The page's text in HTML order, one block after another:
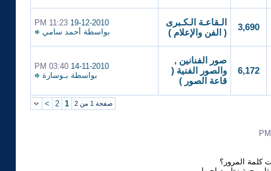
3,690
الـقاعـة الـكـبرى
( الفن والإعلام )
19-12-2010
11:23 PM
بواسطة أحمد سامي
6,172
صور الفنانين ,
والصور الفنية (
قاعة الصور )
14-11-2010
03:40 PM
بواسطة بـوسارة
صفحة 1 من 2 1
2
>
كلمة المرور؟